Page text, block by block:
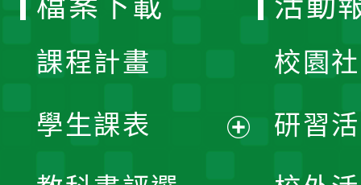
課程計畫
學生課表
校園
研習